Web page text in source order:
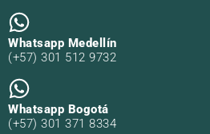
Whatsapp Medellín
(+57) 301 512 9732
Whatsapp Bogotá
(+57) 301 371 8334